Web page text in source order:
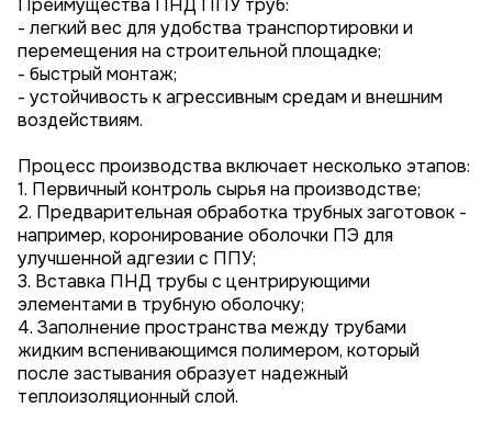
Преимущества ПНД ППУ труб:
- легкий вес для удобства транспортировки и
перемещения на строительной площадке;
- быстрый монтаж;
- устойчивость к агрессивным средам и внешним
воздействиям.
Процесс производства включает несколько этапов:
1. Первичный контроль сырья на производстве;
2. Предварительная обработка трубных заготовок -
например, коронирование оболочки ПЭ для
улучшенной адгезии с ППУ;
3. Вставка ПНД трубы с центрирующими
элементами в трубную оболочку;
4. Заполнение пространства между трубами
жидким вспенивающимся полимером, который
после застывания образует надежный
теплоизоляционный слой.